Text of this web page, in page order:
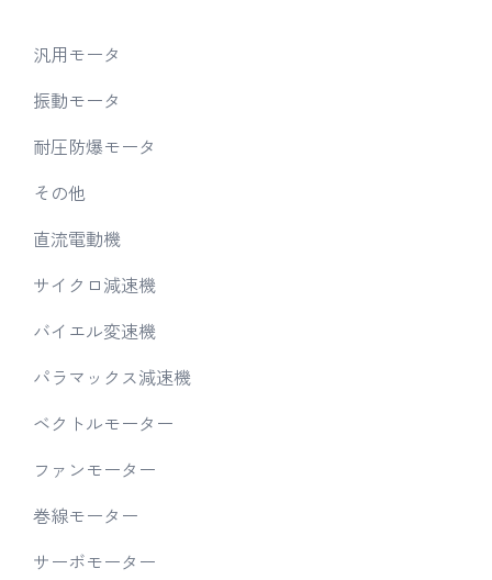
汎用モータ
振動モータ
耐圧防爆モータ
その他
直流電動機
サイクロ減速機
バイエル変速機
パラマックス減速機
ベクトルモーター
ファンモーター
巻線モーター
サーボモーター